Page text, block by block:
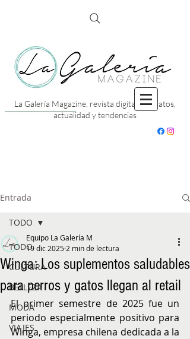
La Galería Magazine, revista digital con datos,
actualidad y tendencias
Entrada
TODO
CULTURA
BELLEZA
MODA
VIAJES
TODO
Winga: Los suplementos saludables
para perros y gatos llegan al retail
Equipo La Galería M
19 dic 2025 2 min de lectura
El primer semestre de 2025 fue un
periodo especialmente positivo para
Winga, empresa chilena dedicada a la